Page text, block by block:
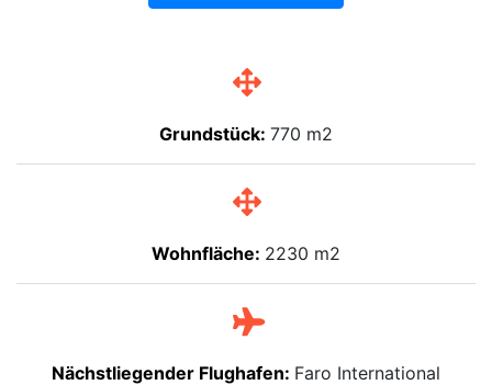
Grundstück: 770 m2
Wohnfläche: 2230 m2
Nächstliegender Flughafen: Faro International